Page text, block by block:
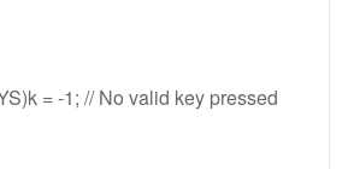
= -1; // No valid key pressed